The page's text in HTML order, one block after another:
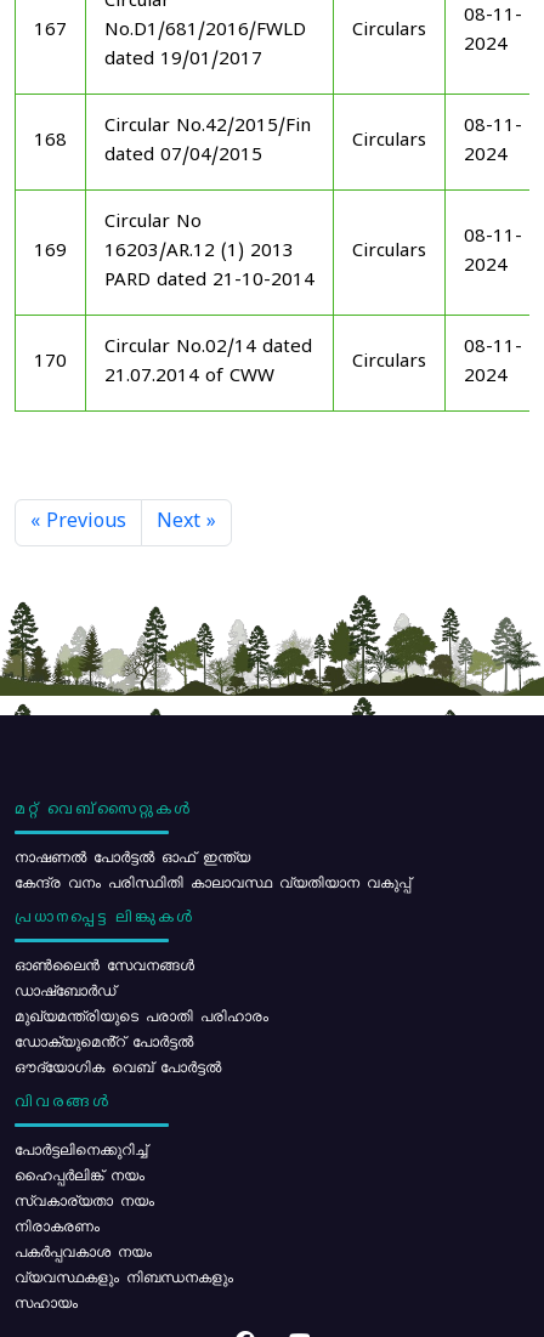
167
No.D1/681/2016/FWLD
dated 19/01/2017
Circulars
08-11-
2024
168
Circular No.42/2015/Fin
dated 07/04/2015
Circulars
08-11-
2024
169
Circular No
16203/AR.12 (1) 2013
PARD dated 21-10-2014
Circulars
08-11-
2024
170
Circular No.02/14 dated
21.07.2014 of CWW
Circulars
08-11-
2024
« Previous Next »
മറ്റ് വെബ്സൈറ്റുകൾ
നാഷണൽ പോർട്ടൽ ഓഫ് ഇന്ത്യ
കേന്ദ്ര വനം പരിസ്ഥിതി കാലാവസ്ഥ വ്യതിയാന വകുപ്പ്
പ്രധാനപ്പെട്ട ലിങ്കുകൾ
ഓൺലൈൻ സേവനങ്ങൾ
ഡാഷ്ബോർഡ്
മുഖ്യമന്ത്രിയുടെ പരാതി പരിഹാരം
ഡോക്യുമെൻ്റ് പോർട്ടൽ
ഔദ്യോഗിക വെബ് പോർട്ടൽ
വിവരങ്ങൾ
പോര്‍ട്ടലിനെക്കുറിച്ച്
ഹൈപ്പർലിങ്ക് നയം
സ്വകാര്യതാ നയം
നിരാകരണം
പകർപ്പവകാശ നയം
വ്യവസ്ഥകളും നിബന്ധനകളും
സഹായം